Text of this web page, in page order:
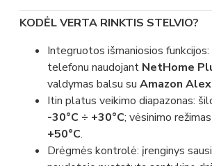
KODĖL VERTA RINKTIS STELVIO?
Integruotos išmaniosios
telefonu naudojant NetHome
valdymas balsu su Amazon
Itin platus veikimo diapazonas:
-30°C ÷ +30°C; vėsinimo režimas
+50°C.
Drėgmės kontrolė: įrenginys